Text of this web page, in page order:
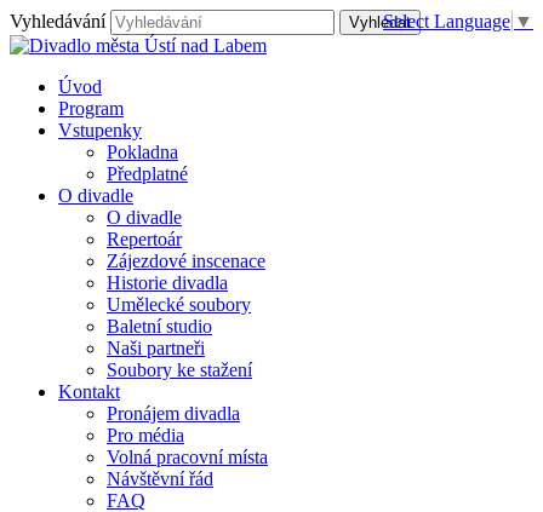
Vyhledávání
Úvod
Program
Vstupenky
Pokladna
Předplatné
O divadle
O divadle
Repertoár
Zájezdové inscenace
Historie divadla
Umělecké soubory
Baletní studio
Naši partneři
Soubory ke stažení
Kontakt
Pronájem divadla
Pro média
Volná pracovní místa
Návštěvní řád
FAQ
Select Language ▼